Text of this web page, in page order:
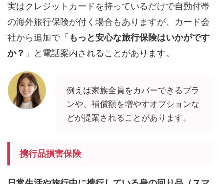
実はクレジットカードを持っているだけで自動付帯
の海外旅行保険が付く場合もありますが、カード会
社から追加で「 もっと安心な旅行保険はいかがです
か？ 」と電話案内されることがあります。
例えば家族全員をカバーできるプラ
ンや、補償額を増やすオプションな
どが提案されることがあります。
携行品損害保険